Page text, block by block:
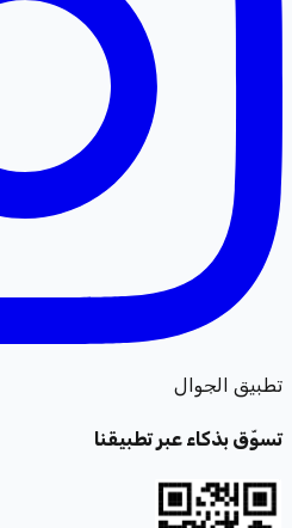
تطبيق الجوال
تسوّق بذكاء عبر تطبيقنا